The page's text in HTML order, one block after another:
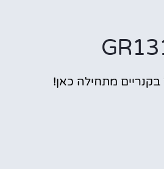
בקנריים מתחילה כאן!